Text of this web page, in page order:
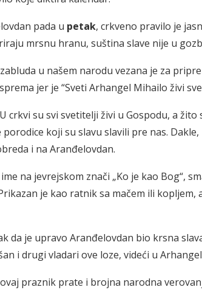
pada u petak, crkveno pravilo je
mrsnu hranu, suština slave nije u
u našem narodu vezana je za
jer je “Sveti Arhangel Mihailo živi
crkvi su svi svetitelji živi u Gospodu, a
koji su slavu slavili pre nas.
i na Aranđelovdan.
na jevrejskom znači „Ko je kao Bog“,
je kao ratnik sa mačem ili
da je upravo Aranđelovdan bio krsna
i drugi vladari ove loze, videći u
praznik prate i brojna narodna